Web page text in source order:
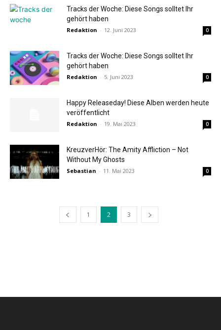
Tracks der Woche: Diese Songs solltet Ihr
gehört haben
Redaktion - 12. Juni 2023 0
Tracks der Woche: Diese Songs solltet Ihr
gehört haben
Redaktion - 5. Juni 2023 0
Happy Releaseday! Diese Alben werden heute
veröffentlicht
Redaktion - 19. Mai 2023 0
KreuzverHör: The Amity Affliction – Not
Without My Ghosts
Sebastian - 11. Mai 2023 0
1 2 3